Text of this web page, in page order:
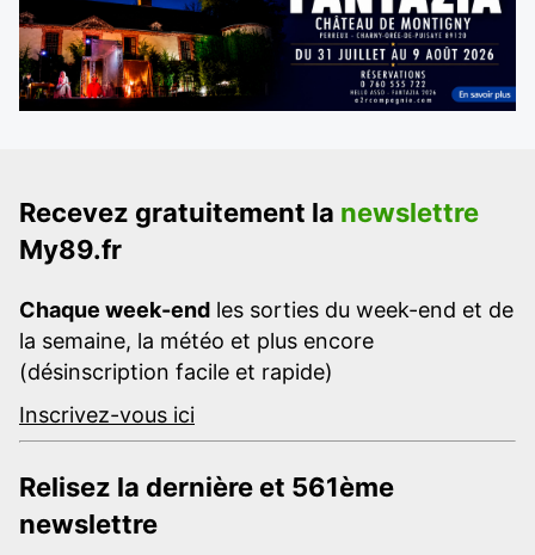
Recevez gratuitement la newslettre
My89.fr
Chaque week-end les sorties du week-end et de
la semaine, la météo et plus encore
(désinscription facile et rapide)
Inscrivez-vous ici
Relisez la dernière et 561ème
newslettre